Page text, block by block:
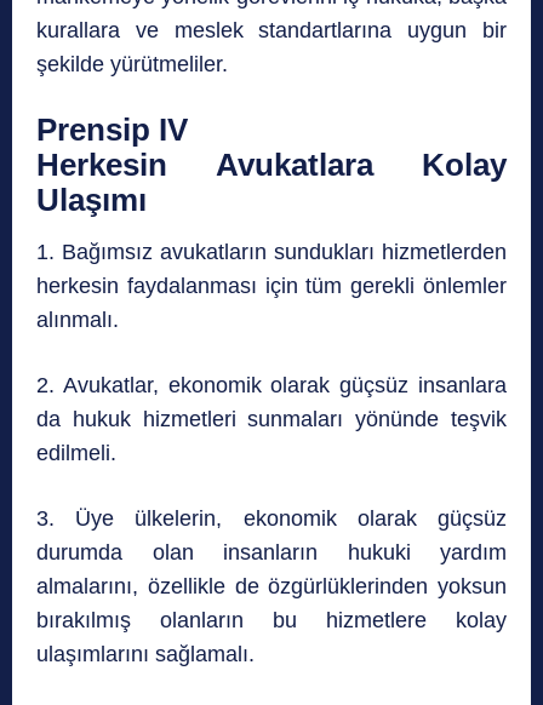
kurallara ve meslek standartlarına uygun bir
şekilde yürütmeliler.
Prensip IV
Herkesin Avukatlara Kolay
Ulaşımı
1. Bağımsız avukatların sundukları hizmetlerden
herkesin faydalanması için tüm gerekli önlemler
alınmalı.
2. Avukatlar, ekonomik olarak güçsüz insanlara
da hukuk hizmetleri sunmaları yönünde teşvik
edilmeli.
3. Üye ülkelerin, ekonomik olarak güçsüz
durumda olan insanların hukuki yardım
almalarını, özellikle de özgürlüklerinden yoksun
bırakılmış olanların bu hizmetlere kolay
ulaşımlarını sağlamalı.